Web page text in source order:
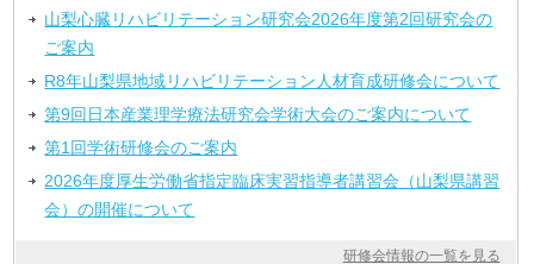
山梨心臓リハビリテーション研究会2026年度第2回研究会の
ご案内
R8年山梨県地域リハビリテーション人材育成研修会について
第9回日本産業理学療法研究会学術大会のご案内について
第1回学術研修会のご案内
2026年度厚生労働省指定臨床実習指導者講習会（山梨県講習
会）の開催について
研修会情報の一覧を見る